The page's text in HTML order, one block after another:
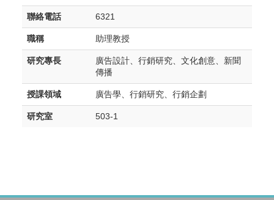
聯絡電話 6321
職稱 助理教授
研究專長
廣告設計、行銷研究、文化創意、新聞
傳播
授課領域 廣告學、行銷研究、行銷企劃
研究室 503-1